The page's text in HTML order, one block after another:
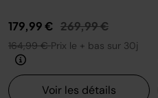
179,99 € Prix réduit de
269,99 €au
164,99 €Prix le + bas sur 30j
Voir les détails